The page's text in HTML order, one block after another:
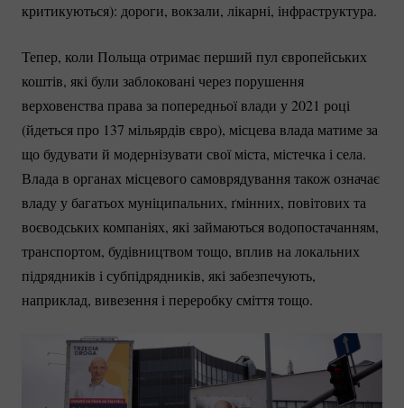
критикуються): дороги, вокзали, лікарні, інфраструктура.
Тепер, коли Польща отримає перший пул європейських
коштів, які були заблоковані через порушення
верховенства права за попередньої влади у 2021 році
(йдеться про 137 мільярдів євро), місцева влада матиме за
що будувати й модернізувати свої міста, містечка і села.
Влада в органах місцевого самоврядування також означає
владу у багатьох муніципальних, ґмінних, повітових та
воєводських компаніях, які займаються водопостачанням,
транспортом, будівництвом тощо, вплив на локальних
підрядників і субпідрядників, які забезпечують,
наприклад, вивезення і переробку сміття тощо.